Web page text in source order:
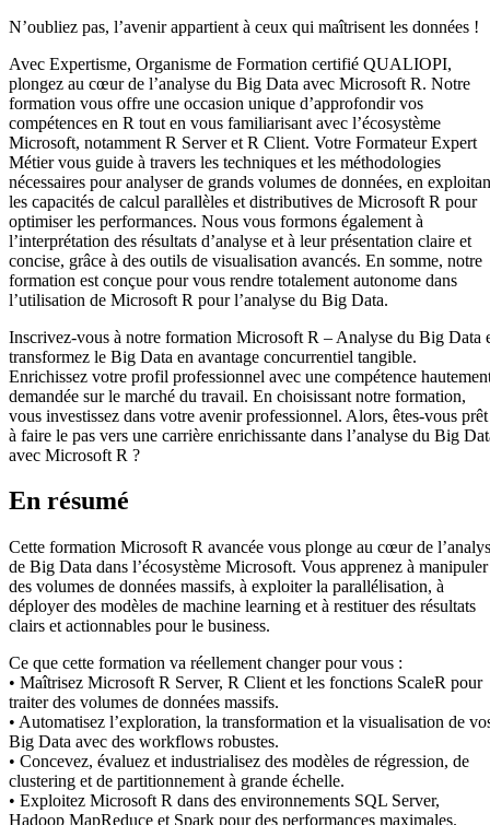
N’oubliez pas, l’avenir appartient à ceux qui maîtrisent les données !
Avec Expertisme, Organisme de Formation certifié QUALIOPI,
plongez au cœur de l’analyse du Big Data avec Microsoft R. Notre
formation vous offre une occasion unique d’approfondir vos
compétences en R tout en vous familiarisant avec l’écosystème
Microsoft, notamment R Server et R Client. Votre Formateur Expert
Métier vous guide à travers les techniques et les méthodologies
nécessaires pour analyser de grands volumes de données, en
les capacités de calcul parallèles et distributives de Microsoft R pour
optimiser les performances. Nous vous formons également à
l’interprétation des résultats d’analyse et à leur présentation claire et
concise, grâce à des outils de visualisation avancés. En somme, notre
formation est conçue pour vous rendre totalement autonome dans
l’utilisation de Microsoft R pour l’analyse du Big Data.
Inscrivez-vous à notre formation Microsoft R – Analyse du Big Data
transformez le Big Data en avantage concurrentiel tangible.
Enrichissez votre profil professionnel avec une compétence
demandée sur le marché du travail. En choisissant notre formation,
vous investissez dans votre avenir professionnel. Alors, êtes-vous prêt
à faire le pas vers une carrière enrichissante dans l’analyse du Big
avec Microsoft R ?
En résumé
Cette formation Microsoft R avancée vous plonge au cœur de
de Big Data dans l’écosystème Microsoft. Vous apprenez à manipuler
des volumes de données massifs, à exploiter la parallélisation, à
déployer des modèles de machine learning et à restituer des résultats
clairs et actionnables pour le business.
Ce que cette formation va réellement changer pour vous :
• Maîtrisez Microsoft R Server, R Client et les fonctions ScaleR pour
traiter des volumes de données massifs.
• Automatisez l’exploration, la transformation et la visualisation de
Big Data avec des workflows robustes.
• Concevez, évaluez et industrialisez des modèles de régression, de
clustering et de partitionnement à grande échelle.
• Exploitez Microsoft R dans des environnements SQL Server,
Hadoop MapReduce et Spark pour des performances maximales.